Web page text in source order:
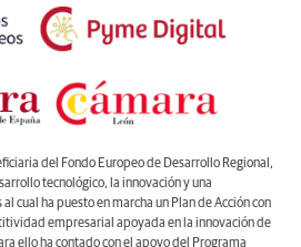
del Fondo Europeo de Desarrollo Regional,
tecnológico, la innovación y una
cual ha puesto en marcha un Plan de Acción con
empresarial apoyada en la innovación de
ello ha contado con el apoyo del Programa